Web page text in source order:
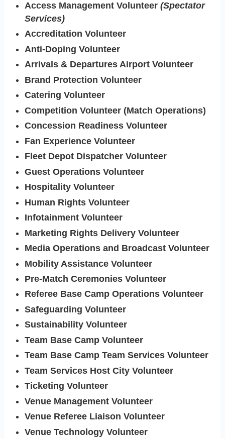
Access Management Volunteer(Spectator
Services)
Accreditation Volunteer
Anti-Doping Volunteer
Arrivals & Departures Airport Volunteer
Brand Protection Volunteer
Catering Volunteer
Competition Volunteer (Match Operations)
Concession Readiness Volunteer
Fan Experience Volunteer
Fleet Depot Dispatcher Volunteer
Guest Operations Volunteer
Hospitality Volunteer
Human Rights Volunteer
Infotainment Volunteer
Marketing Rights Delivery Volunteer
Media Operations and Broadcast Volunteer
Mobility Assistance Volunteer
Pre-Match Ceremonies Volunteer
Referee Base Camp Operations Volunteer
Safeguarding Volunteer
Sustainability Volunteer
Team Base Camp Volunteer
Team Base Camp Team Services Volunteer
Team Services Host City Volunteer
Ticketing Volunteer
Venue Management Volunteer
Venue Referee Liaison Volunteer
Venue Technology Volunteer